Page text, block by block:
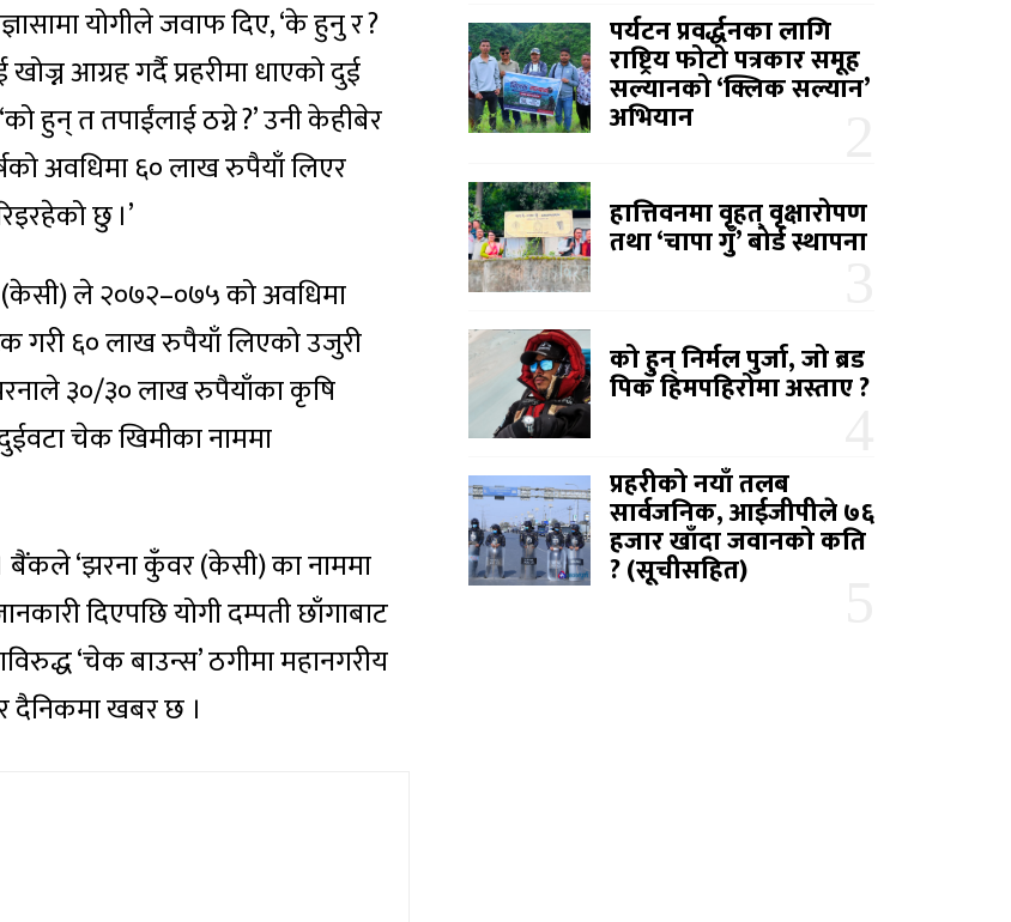
योगीले जवाफ दिए, ‘के हुनु र ?
आग्रह गर्दै प्रहरीमा धाएको दुई
हुन् त तपाईंलाई ठग्ने ?’ उनी केहीबेर
अवधिमा ६० लाख रुपैयाँ लिएर
छु ।’
(केसी) ले २०७२–०७५ को अवधिमा
गरी ६० लाख रुपैयाँ लिएको उजुरी
झरनाले ३०/३० लाख रुपैयाँका कृषि
चेक खिमीका नाममा
बैंकले ‘झरना कुँवर (केसी) का नाममा
दिएपछि योगी दम्पती छाँगाबाट
‘चेक बाउन्स’ ठगीमा महानगरीय
दैनिकमा खबर छ ।
पर्यटन प्रवर्द्धनका लागि
राष्ट्रिय फोटो पत्रकार समूह
सल्यानको ‘क्लिक सल्यान’
अभियान
हात्तिवनमा वृहत् वृक्षारोपण
तथा ‘चापा गुँ’ बोर्ड स्थापना
को हुन् निर्मल पुर्जा, जो ब्रड
पिक हिमपहिरोमा अस्ताए ?
प्रहरीको नयाँ तलब
सार्वजनिक, आईजीपीले ७६
हजार खाँदा जवानको कति
? (सूचीसहित)